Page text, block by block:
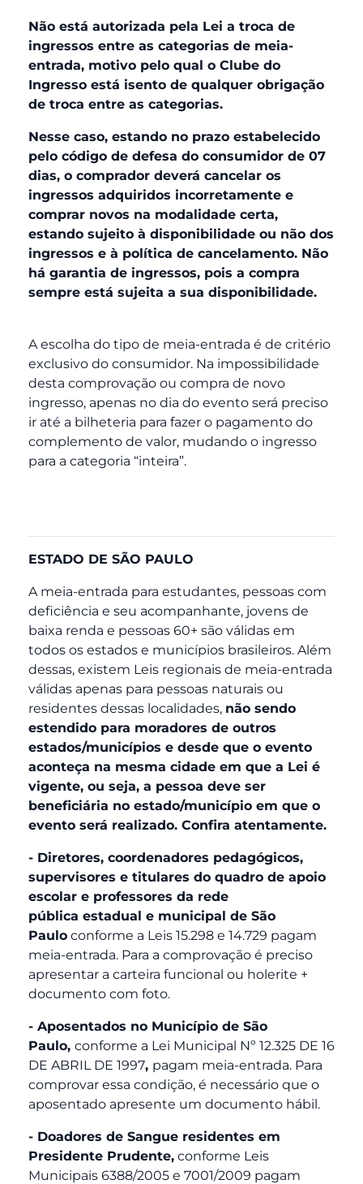
Não está autorizada pela Lei a troca de
ingressos entre as categorias de meia-
entrada, motivo pelo qual o Clube do
Ingresso está isento de qualquer obrigação
de troca entre as categorias.
Nesse caso, estando no prazo estabelecido
pelo código de defesa do consumidor de 07
dias, o comprador deverá cancelar os
ingressos adquiridos incorretamente e
comprar novos na modalidade certa,
estando sujeito à disponibilidade ou não dos
ingressos e à política de cancelamento. Não
há garantia de ingressos, pois a compra
sempre está sujeita a sua disponibilidade.
A escolha do tipo de meia-entrada é de critério
exclusivo do consumidor. Na impossibilidade
desta comprovação ou compra de novo
ingresso, apenas no dia do evento será preciso
ir até a bilheteria para fazer o pagamento do
complemento de valor, mudando o ingresso
para a categoria “inteira”.
ESTADO DE SÃO PAULO
A meia-entrada para estudantes, pessoas com
deficiência e seu acompanhante, jovens de
baixa renda e pessoas 60+ são válidas em
todos os estados e municípios brasileiros. Além
dessas, existem Leis regionais de meia-entrada
válidas apenas para pessoas naturais ou
residentes dessas localidades, não sendo
estendido para moradores de outros
estados/municípios e desde que o evento
aconteça na mesma cidade em que a Lei é
vigente, ou seja, a pessoa deve ser
beneficiária no estado/município em que o
evento será realizado. Confira atentamente.
- Diretores, coordenadores pedagógicos,
supervisores e titulares do quadro de apoio
escolar e professores da rede
pública estadual e municipal de São
Paulo conforme a Leis 15.298 e 14.729 pagam
meia-entrada. Para a comprovação é preciso
apresentar a carteira funcional ou holerite +
documento com foto.
- Aposentados no Município de São
Paulo, conforme a Lei Municipal Nº 12.325 DE 16
DE ABRIL DE 1997, pagam meia-entrada. Para
comprovar essa condição, é necessário que o
aposentado apresente um documento hábil.
- Doadores de Sangue residentes em
Presidente Prudente, conforme Leis
Municipais 6388/2005 e 7001/2009 pagam